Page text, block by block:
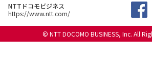
NTTドコモビジネス
https://www.ntt.com/
© NTT DOCOMO BUSINESS, Inc. All